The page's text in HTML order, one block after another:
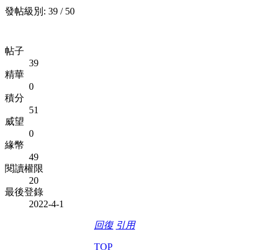
發帖級別: 39 / 50
帖子
39
精華
0
積分
51
威望
0
緣幣
49
閱讀權限
20
最後登錄
2022-4-1
回復 引用
TOP